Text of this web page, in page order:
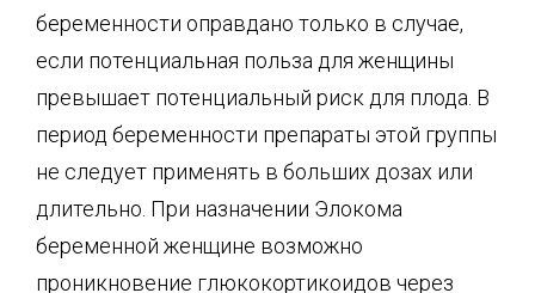
беременности оправдано только в случае,
если потенциальная польза для женщины
превышает потенциальный риск для плода. В
период беременности препараты этой группы
не следует применять в больших дозах или
длительно. При назначении Элокома
беременной женщине возможно
проникновение глюкокортикоидов через